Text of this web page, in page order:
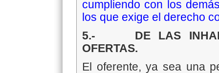
cumpliendo con los
los que exige el derecho
5.- DE LAS
OFERTAS.
El oferente, ya sea una